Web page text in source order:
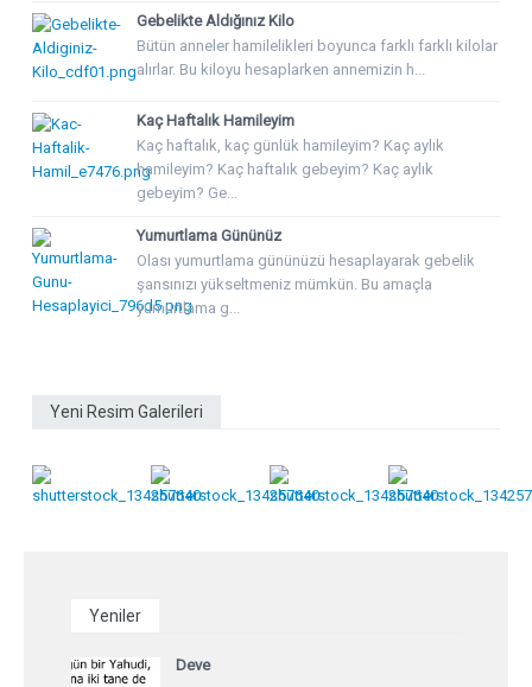
Gebelikte Aldığınız Kilo
Bütün anneler hamilelikleri boyunca farklı farklı kilolar
alırlar. Bu kiloyu hesaplarken annemizin h...
Kaç Haftalık Hamileyim
Kaç haftalık, kaç günlük hamileyim? Kaç aylık
hamileyim? Kaç haftalık gebeyim? Kaç aylık
gebeyim? Ge...
Yumurtlama Gününüz
Olası yumurtlama gününüzü hesaplayarak gebelik
şansınızı yükseltmeniz mümkün. Bu amaçla
yumurtlama g...
Yeni Resim Galerileri
Yeniler
Deve